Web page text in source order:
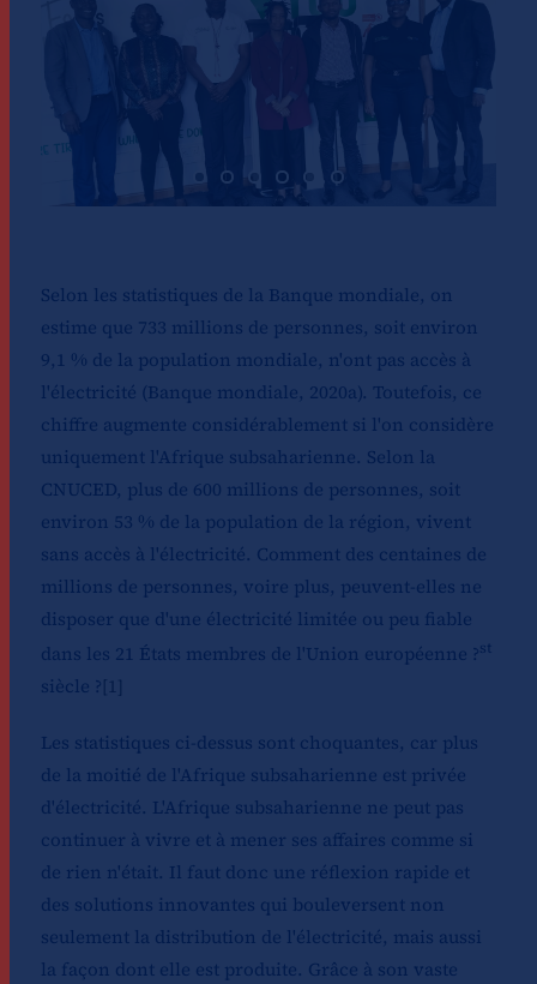
Selon les statistiques de la Banque mondiale, on
estime que 733 millions de personnes, soit environ
9,1 % de la population mondiale, n'ont pas accès à
l'électricité (Banque mondiale, 2020a). Toutefois, ce
chiffre augmente considérablement si l'on considère
uniquement l'Afrique subsaharienne. Selon la
CNUCED, plus de 600 millions de personnes, soit
environ 53 % de la population de la région, vivent
sans accès à l'électricité. Comment des centaines de
millions de personnes, voire plus, peuvent-elles ne
disposer que d'une électricité limitée ou peu fiable
dans les 21 États membres de l'Union européenne ?st
siècle ?[1]
Les statistiques ci-dessus sont choquantes, car plus
de la moitié de l'Afrique subsaharienne est privée
d'électricité. L'Afrique subsaharienne ne peut pas
continuer à vivre et à mener ses affaires comme si
de rien n'était. Il faut donc une réflexion rapide et
des solutions innovantes qui bouleversent non
seulement la distribution de l'électricité, mais aussi
la façon dont elle est produite. Grâce à son vaste